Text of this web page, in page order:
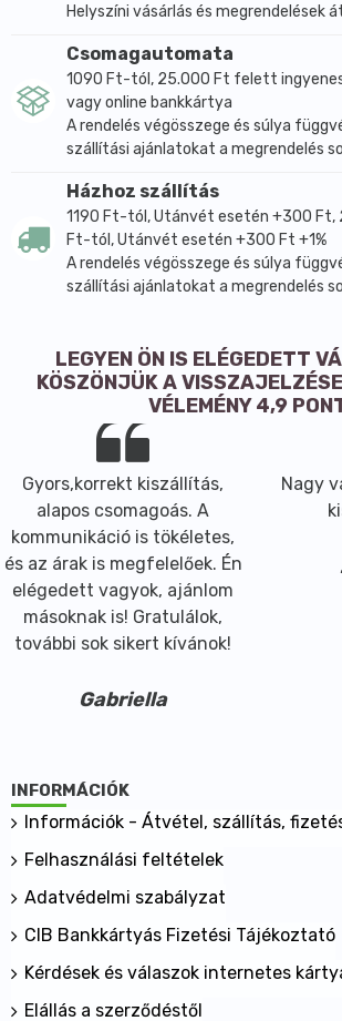
Helyszíni vásárlás és megrendelések
Csomagautomata
1090 Ft-tól, 25.000 Ft felett
vagy online bankkártya
A rendelés végösszege és súlya
szállítási ajánlatokat a megrendelés
Házhoz szállítás
1190 Ft-tól, Utánvét esetén +300
Ft-tól, Utánvét esetén +300 Ft +1%
A rendelés végösszege és súlya
szállítási ajánlatokat a megrendelés
LEGYEN ÖN IS ELÉGEDETT
KÖSZÖNJÜK A
VÉLEMÉNY 4,9
Gyors,korrekt kiszállítás,
alapos csomagoás. A
kommunikáció is tökéletes,
és az árak is megfelelőek. Én
elégedett vagyok, ajánlom
másoknak is! Gratulálok,
további sok sikert kívánok!
Gabriella
Nagy
INFORMÁCIÓK
Információk - Átvétel, szállítás,
Felhasználási feltételek
Adatvédelmi szabályzat
CIB Bankkártyás Fizetési Tájékoztató
Kérdések és válaszok internetes
Elállás a szerződéstől